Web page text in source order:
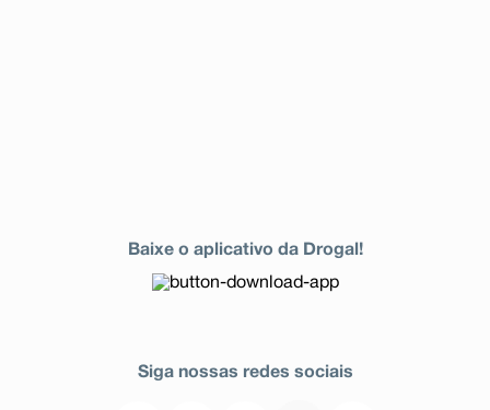
Baixe o aplicativo da Drogal!
Siga nossas redes sociais